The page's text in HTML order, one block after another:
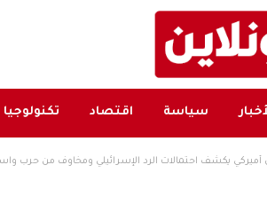
سياسة اقتصاد تكنولوجيا
يكشف احتمالات الرد الإسرائيلي ومخاوف من حرب